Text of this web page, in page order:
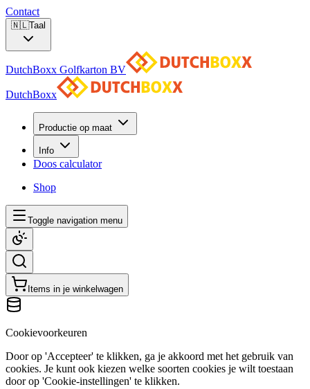
Contact
🇳🇱Taal
DutchBoxx Golfkarton BV
DutchBoxx
Productie op maat
Info
Doos calculator
Shop
Toggle navigation menu
Items in je winkelwagen
Cookievoorkeuren
Door op 'Accepteer' te klikken, ga je akkoord met het gebruik van
cookies. Je kunt ook kiezen welke soorten cookies je wilt toestaan
door op 'Cookie-instellingen' te klikken.